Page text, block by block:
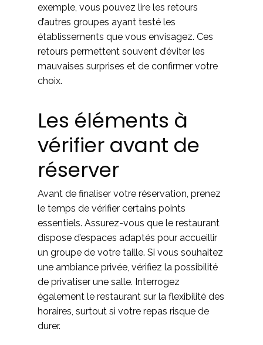
exemple, vous pouvez lire les retours
d’autres groupes ayant testé les
établissements que vous envisagez. Ces
retours permettent souvent d’éviter les
mauvaises surprises et de confirmer votre
choix.
Les éléments à
vérifier avant de
réserver
Avant de finaliser votre réservation, prenez
le temps de vérifier certains points
essentiels. Assurez-vous que le restaurant
dispose d’espaces adaptés pour accueillir
un groupe de votre taille. Si vous souhaitez
une ambiance privée, vérifiez la possibilité
de privatiser une salle. Interrogez
également le restaurant sur la flexibilité des
horaires, surtout si votre repas risque de
durer.